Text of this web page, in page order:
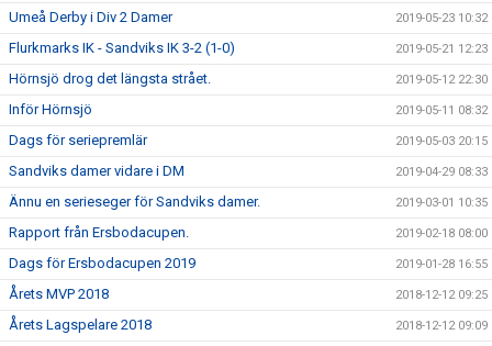
Umeå Derby i Div 2 Damer 2019-05-23 10:32
Flurkmarks IK - Sandviks IK 3-2 (1-0) 2019-05-21 12:23
Hörnsjö drog det längsta strået. 2019-05-12 22:30
Inför Hörnsjö 2019-05-11 08:32
Dags för seriepremlär 2019-05-03 20:15
Sandviks damer vidare i DM 2019-04-29 08:33
Ännu en serieseger för Sandviks damer. 2019-03-01 10:35
Rapport från Ersbodacupen. 2019-02-18 08:00
Dags för Ersbodacupen 2019 2019-01-28 16:55
Årets MVP 2018 2018-12-12 09:25
Årets Lagspelare 2018 2018-12-12 09:09